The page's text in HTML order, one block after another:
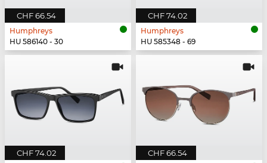
CHF 66.54
Humphreys
HU 586140 - 30
CHF 74.02
Humphreys
HU 585348 - 69
CHF 74.02 CHF 66.54